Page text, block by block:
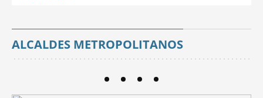
ALCALDES METROPOLITANOS